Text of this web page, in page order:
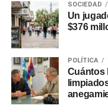
SOCIEDAD
Un
$376
POLÍTICA
Cuántos